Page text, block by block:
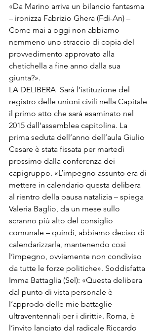
«Da Marino arriva un bilancio fantasma
– ironizza Fabrizio Ghera (Fdi-An) –
Come mai a oggi non abbiamo
nemmeno uno straccio di copia del
provvedimento approvato alla
chetichella a fine anno dalla sua
giunta?».
LA DELIBERA  Sarà l’istituzione del
registro delle unioni civili nella Capitale
il primo atto che sarà esaminato nel
2015 dall’assemblea capitolina. La
prima seduta dell’anno dell’aula Giulio
Cesare è stata fissata per martedì
prossimo dalla conferenza dei
capigruppo. «L’impegno assunto era di
mettere in calendario questa delibera
al rientro della pausa natalizia – spiega
Valeria Baglio, da un mese sullo
scranno più alto del consiglio
comunale – quindi, abbiamo deciso di
calendarizzarla, mantenendo così
l’impegno, ovviamente non condiviso
da tutte le forze politiche». Soddisfatta
Imma Battaglia (Sel): «Questa delibera
dal punto di vista personale è
l’approdo delle mie battaglie
ultraventennali per i diritti». Roma, è
l’invito lanciato dal radicale Riccardo